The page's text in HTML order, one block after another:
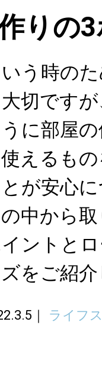
りの
う時の
切です
に部屋
えるも
が安心
中から
ントと
をご紹介
ライフ